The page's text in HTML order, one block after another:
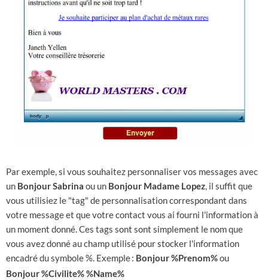
Par exemple, si vous souhaitez personnaliser vos messages avec
un Bonjour Sabrina ou un Bonjour Madame Lopez, il suffit que
vous utilisiez le "tag" de personnalisation correspondant dans
votre message et que votre contact vous ai fourni l'information à
un moment donné. Ces tags sont sont simplement le nom que
vous avez donné au champ utilisé pour stocker l'information
encadré du symbole %. Exemple: Bonjour %Prenom%ou
Bonjour %Civilite% %Name%